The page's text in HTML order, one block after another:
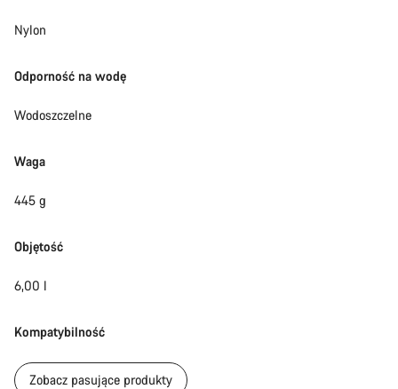
Nylon
Odporność na wodę
Wodoszczelne
Waga
445 g
Objętość
6,00 l
Kompatybilność
Zobacz pasujące produkty